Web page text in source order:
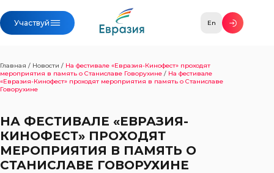
Участвуй En
Главная / Новости / На фестивале «Евразия-Кинофест» проходят
мероприятия в память о Станиславе Говорухине / На фестивале
«Евразия-Кинофест» проходят мероприятия в память о Станиславе
Говорухине
НА ФЕСТИВАЛЕ «ЕВРАЗИЯ-
КИНОФЕСТ» ПРОХОДЯТ
МЕРОПРИЯТИЯ В ПАМЯТЬ О
СТАНИСЛАВЕ ГОВОРУХИНЕ